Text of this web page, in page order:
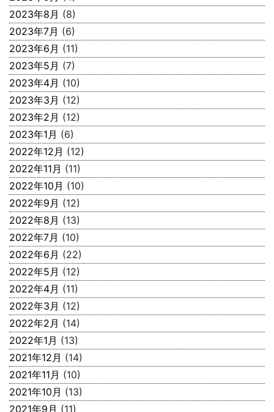
2023年8月 (8)
2023年7月 (6)
2023年6月 (11)
2023年5月 (7)
2023年4月 (10)
2023年3月 (12)
2023年2月 (12)
2023年1月 (6)
2022年12月 (12)
2022年11月 (11)
2022年10月 (10)
2022年9月 (12)
2022年8月 (13)
2022年7月 (10)
2022年6月 (22)
2022年5月 (12)
2022年4月 (11)
2022年3月 (12)
2022年2月 (14)
2022年1月 (13)
2021年12月 (14)
2021年11月 (10)
2021年10月 (13)
2021年9月 (11)